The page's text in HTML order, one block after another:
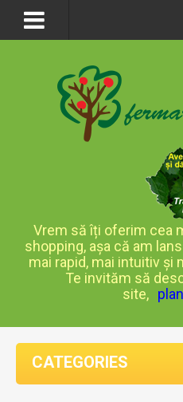
Vrem să îți oferim cea
shopping, așa că am
mai rapid, mai intuitiv și
Te invităm să
site,
CATEGORIES